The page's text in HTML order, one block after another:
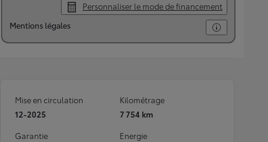
Personnaliser le mode de financement
Mentions légales
Mise en circulation
12-2025
Kilométrage
7 754 km
Garantie
Energie